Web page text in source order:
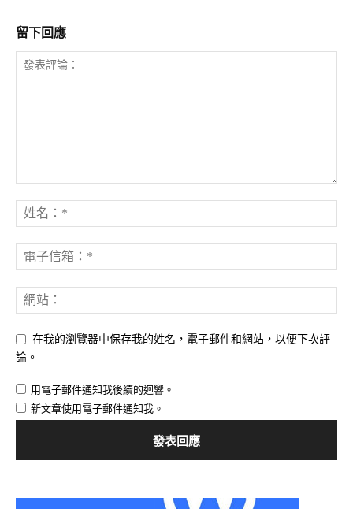
留下回應
在我的瀏覽器中保存我的姓名，電子郵件和網站，以便下次評
論。
用電子郵件通知我後續的迴響。
新文章使用電子郵件通知我。